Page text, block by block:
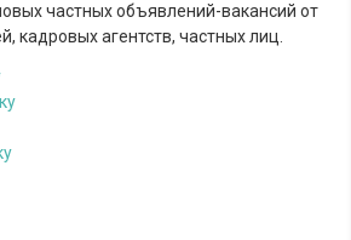
частных объявлений-вакансий от
кадровых агентств, частных лиц.